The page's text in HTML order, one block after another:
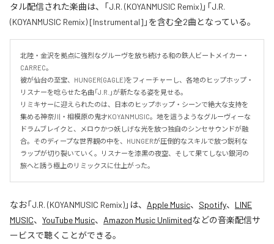
タル配信された楽曲は、「J.R. (KOYANMUSIC Remix)」「J.R.
(KOYANMUSIC Remix) [Instrumental]」を含む全2曲となっている。
北陸・金沢を拠点に強烈なグルーヴを放ち続ける和の鉄人ビートメイカー・
CARREC。
彼が仙台の至宝、HUNGER(GAGLE)をフィーチャーし、各地のヒップホップ・
リスナーを唸らせた名曲「J.R.」が新たなる姿を見せる。
リミキサーに迎えられたのは、日本のヒップホップ・シーンで絶大な支持を
集める神奈川・相模原の鬼才KOYANMUSIC。地を這うようなグルーヴィーな
ドラムブレイクと、メロウかつ妖しげな光を放つ独自のシンセサウンドが融
合。そのディープな世界観の中を、HUNGERが圧倒的なスキルで放つ鋭利な
ラップが切り裂いていく。リスナーを漆黒の夜空、そして果てしない銀河の
旅へと誘う極上のリミックスに仕上がった。
なお「J.R. (KOYANMUSIC Remix)」は、 Apple Music、 Spotify、 LINE
MUSIC、 YouTube Music、 Amazon Music Unlimitedなどの音楽配信サ
ービスで聴くことができる。